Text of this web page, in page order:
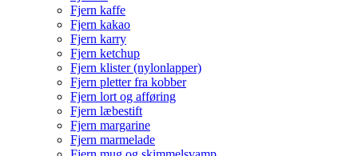
Fjern kaffe
Fjern kakao
Fjern karry
Fjern ketchup
Fjern klister (nylonlapper)
Fjern pletter fra kobber
Fjern lort og afføring
Fjern læbestift
Fjern margarine
Fjern marmelade